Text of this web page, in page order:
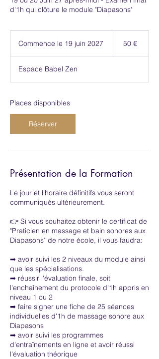
d'1h qui clôture le module "Diapasons"
Commence le 19 juin 2027
e
9
i
2
0
7
50 €
Espace Babel Zen
Places disponibles
Réserver
Présentation de la Formation
Le jour et l'horaire définitifs vous seront
communiqués ultérieurement.
👉 Si vous souhaitez obtenir le certificat de
"Praticien en massage et bain sonores aux
Diapasons" de notre école, il vous faudra:
➡ avoir suivi les 2 niveaux du module ainsi
que les spécialisations.
➡ réussir l'évaluation finale, soit
l'enchaînement du protocole d'1h appris en
niveau 1 ou 2
➡ faire signer une fiche de 25 séances
individuelles d'1h de massage sonore aux
Diapasons
➡ avoir suivi les programmes
d'entraînements en ligne et avoir réussi
l'évaluation théorique